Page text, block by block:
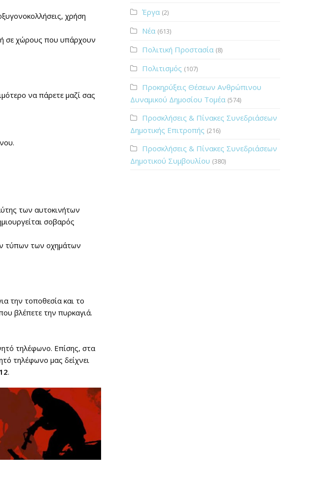
χρήση
σε χώρους που υπάρχουν
να πάρετε μαζί σας
των αυτοκινήτων
σοβαρός
τύπων των οχημάτων
την τοποθεσία και το
βλέπετε την πυρκαγιά.
τηλέφωνο. Επίσης, στα
τηλέφωνο μας δείχνει
.
Έργα (2)
Νέα (613)
Πολιτική Προστασία (8)
Πολιτισμός (107)
Προκηρύξεις Θέσεων Ανθρώπινου
Δυναμικού Δημοσίου Τομέα (574)
Προσκλήσεις & Πίνακες Συνεδριάσεων
Δημοτικής Επιτροπής (216)
Προσκλήσεις & Πίνακες Συνεδριάσεων
Δημοτικού Συμβουλίου (380)